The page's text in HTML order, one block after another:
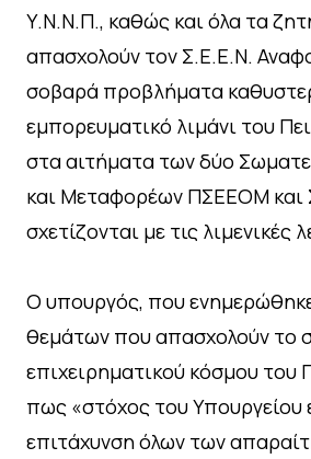
Υ.Ν.Ν.Π., καθώς και όλα τα
απασχολούν τον Σ.Ε.Ε.Ν.
σοβαρά προβλήματα
εμπορευματικό λιμάνι του
στα αιτήματα των δύο
και Μεταφορέων ΠΣΕΕΟΜ και
σχετίζονται με τις λιμενικές
Ο υπουργός, που
θεμάτων που απασχολούν το
επιχειρηματικού κόσμου του
πως «στόχος του Υπουργείου
επιτάχυνση όλων των